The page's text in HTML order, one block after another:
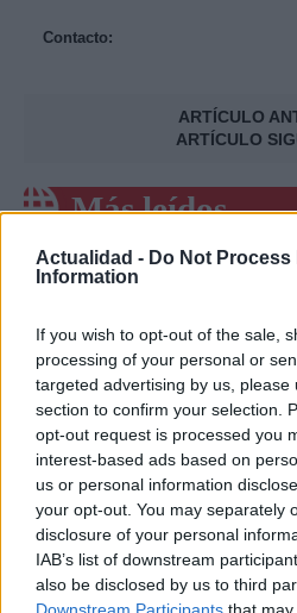
Actualidad - Do Not Process
Information
If you wish to opt-out of the sale,
processing of your personal or
targeted advertising by us, please
section to confirm your selection.
opt-out request is processed you
interest-based ads based on
us or personal information
your opt-out. You may separately
disclosure of your personal
IAB’s list of downstream
also be disclosed by us to third
Contacto:
ARTÍCULO
ARTÍCULO
Más leídos
CRÓNICA
Amparo Moraleda
vicepresidencia de